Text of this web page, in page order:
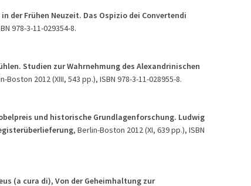
der Frühen Neuzeit. Das Ospizio dei Convertendi
978-3-11-029354-8.
Studien zur Wahrnehmung des Alexandrinischen
Boston 2012 (XIII, 543 pp.), ISBN 978-3-11-028955-8.
und historische Grundlagenforschung. Ludwig
, Berlin-Boston 2012 (XI, 639 pp.), ISBN
(a cura di), Von der Geheimhaltung zur